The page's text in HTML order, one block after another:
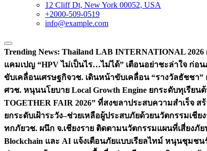
12 Cliff Dt, New York 00052, USA
+2000-509-0519
info@example.com
Trending News: Thailand LAB INTERNATIONAL
แคมเปญ “HPV ไม่เป็นไร…ไม่ได้” เตือนอย่าชะล่าใจ ก่อน
ขับเคลื่อนเศรษฐกิจวช. เดินหน้าขับเคลื่อน “รางวัลธัชชา
ศวช. หนุนนโยบาย Local Growth Engine ยกระดับทุเรี
TOGETHER FAIR 2026” ที่สงขลาประสบความสำเร็จ
ยกระดับเฝ้าระวัง–ช่วยเหลือผู้ประสบภัยด้วยนวัตกรรมเชีย
ทกภัยวช. ผนึก จ.เชียงราย ติดตามนวัตกรรมแผนที่เสี่ยง
Blockchain และ AI แจ้งเตือนภัยแบบเรียลไทม์ หนุนชุมช